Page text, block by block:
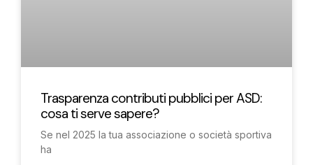
Trasparenza contributi pubblici per ASD:
cosa ti serve sapere?
Se nel 2025 la tua associazione o società sportiva
ha